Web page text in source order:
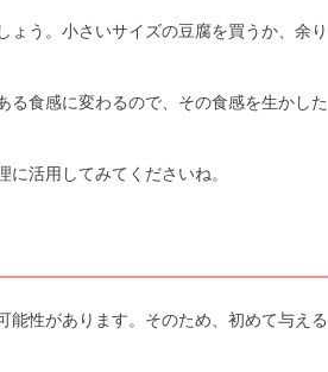
う。小さいサイズの豆腐を買うか、余り
る食感に変わるので、その食感を生かした
活用してみてくださいね。
能性があります。そのため、初めて与える